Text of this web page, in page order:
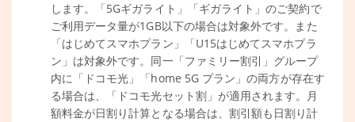
します。「5Gギガライト」「ギガライト」のご契約で
ご利用データ量が1GB以下の場合は対象外です。また
「はじめてスマホプラン」「U15はじめてスマホプラ
ン」は対象外です。同一「ファミリー割引」グループ
内に「ドコモ光」「home 5G プラン」の両方が存在す
る場合は、「ドコモ光セット割」が適用されます。月
額料金が日割り計算となる場合は、割引額も日割り計